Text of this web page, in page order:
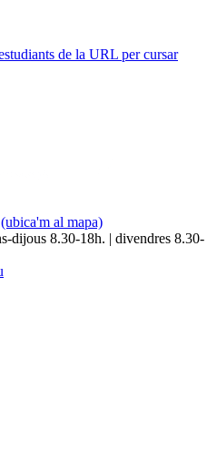
de la URL per cursar
(ubica'm al mapa)
dijous 8.30-18h. | divendres 8.30-